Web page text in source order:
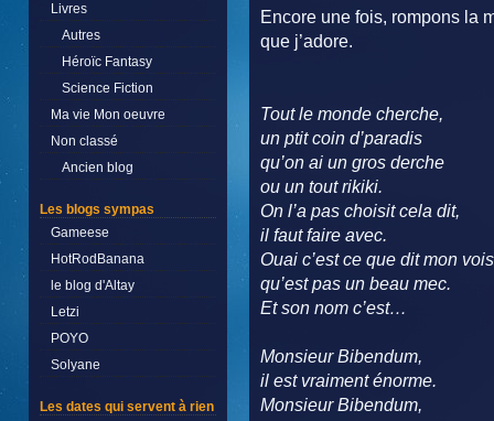
Livres
Autres
Héroïc Fantasy
Science Fiction
Ma vie Mon oeuvre
Non classé
Ancien blog
Les blogs sympas
Gameese
HotRodBanana
le blog d'Altay
Letzi
POYO
Solyane
Les dates qui servent à rien
Encore une fois, rompons la
que j’adore.
Tout le monde cherche,
un ptit coin d’paradis
qu’on ai un gros derche
ou un tout rikiki.
On l’a pas choisit cela dit,
il faut faire avec.
Ouai c’est ce que dit mon
qu’est pas un beau mec.
Et son nom c’est…
Monsieur Bibendum,
il est vraiment énorme.
Monsieur Bibendum,